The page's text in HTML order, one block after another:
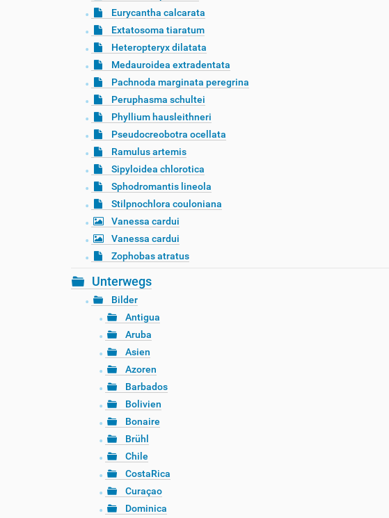
Eurycantha calcarata
Extatosoma tiaratum
Heteropteryx dilatata
Medauroidea extradentata
Pachnoda marginata peregrina
Peruphasma schultei
Phyllium hausleithneri
Pseudocreobotra ocellata
Ramulus artemis
Sipyloidea chlorotica
Sphodromantis lineola
Stilpnochlora couloniana
Vanessa cardui
Vanessa cardui
Zophobas atratus
Unterwegs
Bilder
Antigua
Aruba
Asien
Azoren
Barbados
Bolivien
Bonaire
Brühl
Chile
CostaRica
Curaçao
Dominica